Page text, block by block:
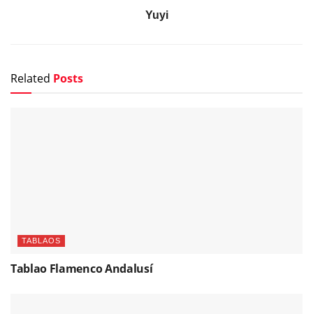
Yuyi
Related Posts
TABLAOS
Tablao Flamenco Andalusí